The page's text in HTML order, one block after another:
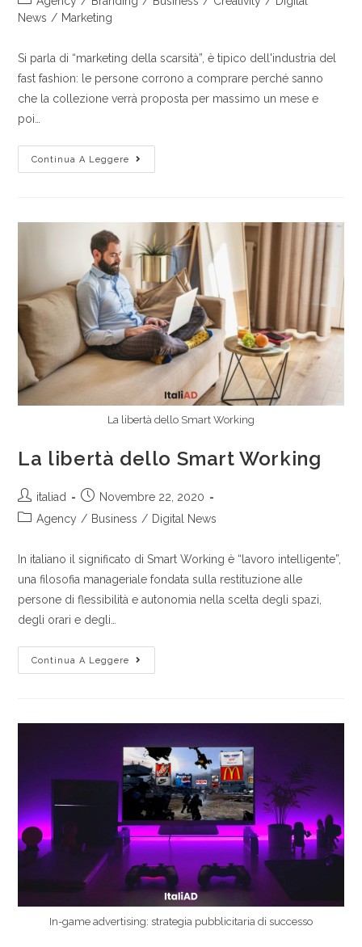
News / Marketing
Si parla di “marketing della scarsità”, è tipico dell'industria del
fast fashion: le persone corrono a comprare perché sanno
che la collezione verrà proposta per massimo un mese e
poi…
Continua A Leggere
La libertà dello Smart Working
La libertà dello Smart Working
italiad
Novembre 22, 2020
Agency / Business / Digital News
In italiano il significato di Smart Working è “lavoro intelligente”,
una filosofia manageriale fondata sulla restituzione alle
persone di flessibilità e autonomia nella scelta degli spazi,
degli orari e degli…
Continua A Leggere
In-game advertising: strategia pubblicitaria di successo